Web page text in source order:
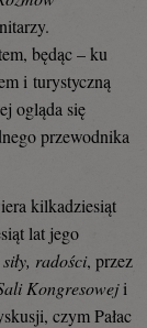
będąc – ku
i turystyczną
ogląda się
przewodnika
kilkadziesiąt
lat jego
radości, przez
Kongresoweji
czym Pałac